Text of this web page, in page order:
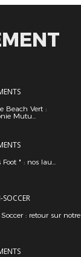
Beach Vert :
Mutu...
Foot " : nos lau...
SOCCER
: retour sur notre